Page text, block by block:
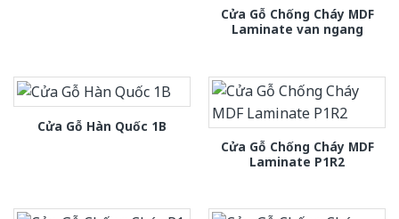
Cửa Gỗ Chống Cháy MDF
Laminate van ngang
Cửa Gỗ Hàn Quốc 1B
Cửa Gỗ Chống Cháy MDF
Laminate P1R2